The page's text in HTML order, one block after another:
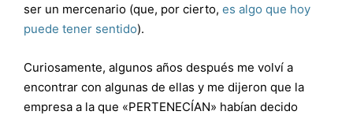
ser un mercenario (que, por cierto, es algo que hoy
puede tener sentido).
Curiosamente, algunos años después me volví a
encontrar con algunas de ellas y me dijeron que la
empresa a la que «PERTENECÍAN» habían decido